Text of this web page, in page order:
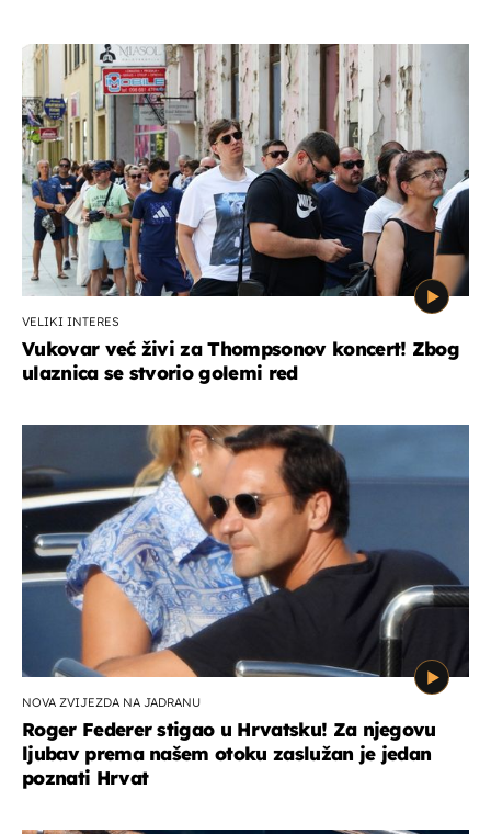
VELIKI INTERES
Vukovar već živi za Thompsonov koncert! Zbog
ulaznica se stvorio golemi red
NOVA ZVIJEZDA NA JADRANU
Roger Federer stigao u Hrvatsku! Za njegovu
ljubav prema našem otoku zaslužan je jedan
poznati Hrvat